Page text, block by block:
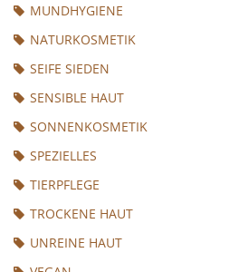
MUNDHYGIENE
NATURKOSMETIK
SEIFE SIEDEN
SENSIBLE HAUT
SONNENKOSMETIK
SPEZIELLES
TIERPFLEGE
TROCKENE HAUT
UNREINE HAUT